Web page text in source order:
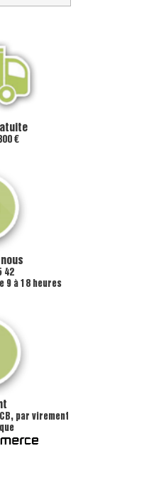
€
42
9 à 18 heures
par virement